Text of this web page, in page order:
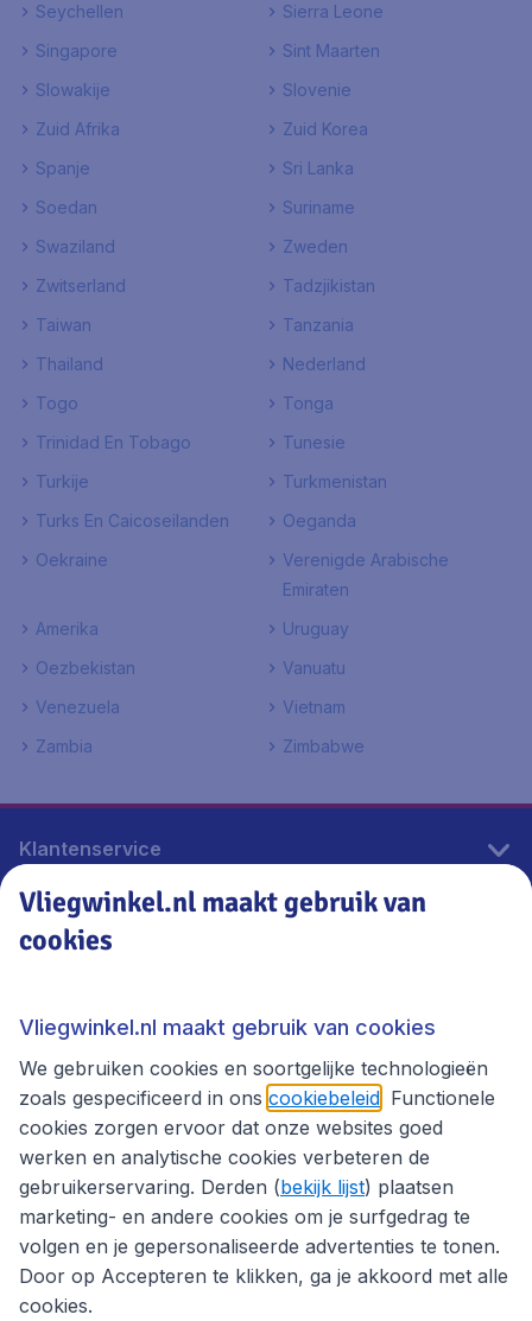
Seychellen
Sierra Leone
Singapore
Sint Maarten
Slowakije
Slovenie
Zuid Afrika
Zuid Korea
Spanje
Sri Lanka
Soedan
Suriname
Swaziland
Zweden
Zwitserland
Tadzjikistan
Taiwan
Tanzania
Thailand
Nederland
Togo
Tonga
Trinidad En Tobago
Tunesie
Turkije
Turkmenistan
Turks En Caicoseilanden
Oeganda
Oekraine
Verenigde Arabische
Emiraten
Amerika
Uruguay
Oezbekistan
Vanuatu
Venezuela
Vietnam
Zambia
Zimbabwe
Klantenservice
Vliegwinkel.nl
Thema's
Vliegwinkel.nl maakt gebruik van
cookies
Vliegwinkel.nl maakt gebruik van cookies
We gebruiken cookies en soortgelijke technologieën
zoals gespecificeerd in ons cookiebeleid . Functionele
cookies zorgen ervoor dat onze websites goed
werken en analytische cookies verbeteren de
gebruikerservaring. Derden (bekijk lijst) plaatsen
marketing- en andere cookies om je surfgedrag te
volgen en je gepersonaliseerde advertenties te tonen.
Door op Accepteren te klikken, ga je akkoord met alle
cookies.